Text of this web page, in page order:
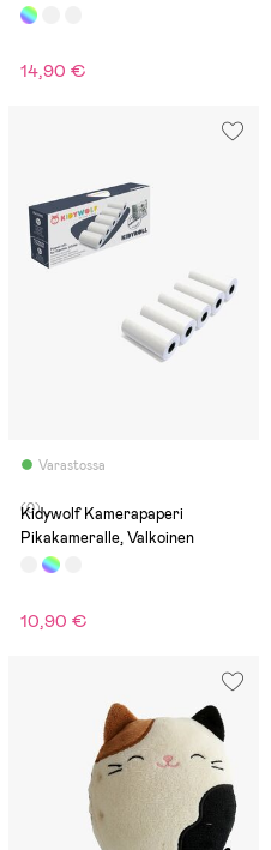
14,90 €
Varastossa
(0)
Kidywolf Kamerapaperi
Pikakameralle, Valkoinen
10,90 €